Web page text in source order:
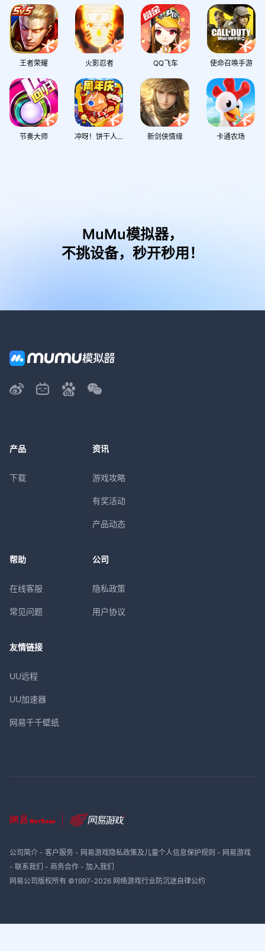
王者荣耀 火影忍者 QQ飞车 使命召唤手游
节奏大师 冲呀！饼干人：王国 新剑侠情缘 卡通农场
MuMu模拟器，
不挑设备，秒开秒用！
产品
下载
资讯
游戏攻略
有奖活动
产品动态
帮助
在线客服
常见问题
公司
隐私政策
用户协议
友情链接
UU远程
UU加速器
网易千千壁纸
公司简介- 客户服务- 网易游戏隐私政策及儿童个人信息保护规则 - 网易游戏
- 联系我们 - 商务合作- 加入我们
网易公司版权所有 ©1997-2026 网络游戏行业防沉迷自律公约